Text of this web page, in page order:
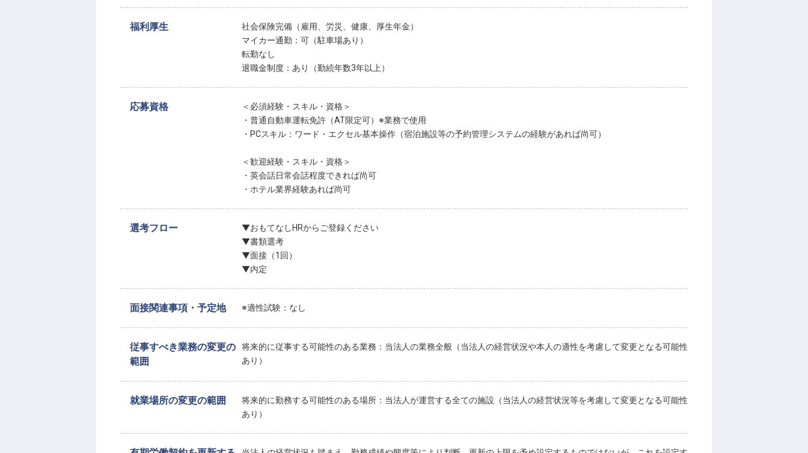
福利厚生
社会保険完備（雇用、労災、健康、厚生年金）
マイカー通勤：可（駐車場あり）
転勤なし
退職金制度：あり（勤続年数3年以上）
応募資格
＜必須経験・スキル・資格＞
・普通自動車運転免許（AT限定可）※業務で使用
・PCスキル：ワード・エクセル基本操作（宿泊施設等の予約管理システムの経験があれば尚可）
＜歓迎経験・スキル・資格＞
・英会話日常会話程度できれば尚可
・ホテル業界経験あれば尚可
選考フロー
▼おもてなしHRからご登録ください
▼書類選考
▼面接（1回）
▼内定
面接関連事項・予定地 ※適性試験：なし
従事すべき業務の変更の
範囲
将来的に従事する可能性のある業務：当法人の業務全般（当法人の経営状況や本人の適性を考慮して変更となる可能性
あり）
就業場所の変更の範囲
将来的に勤務する可能性のある場所：当法人が運営する全ての施設（当法人の経営状況等を考慮して変更となる可能性
あり）